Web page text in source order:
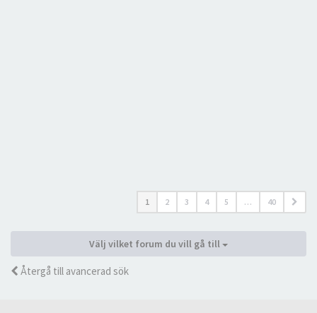
1 2 3 4 5 … 40
Välj vilket forum du vill gå till
Återgå till avancerad sök